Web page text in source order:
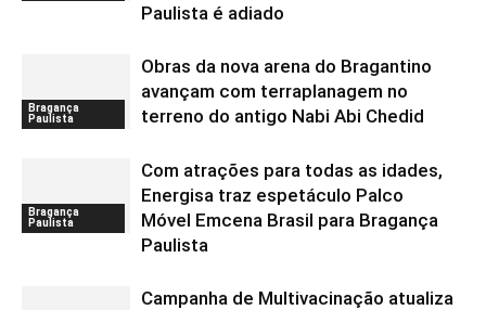
Paulista é adiado
Bragança
Paulista
Obras da nova arena do Bragantino
avançam com terraplanagem no
terreno do antigo Nabi Abi Chedid
Bragança
Paulista
Com atrações para todas as idades,
Energisa traz espetáculo Palco
Móvel Emcena Brasil para Bragança
Paulista
Campanha de Multivacinação atualiza